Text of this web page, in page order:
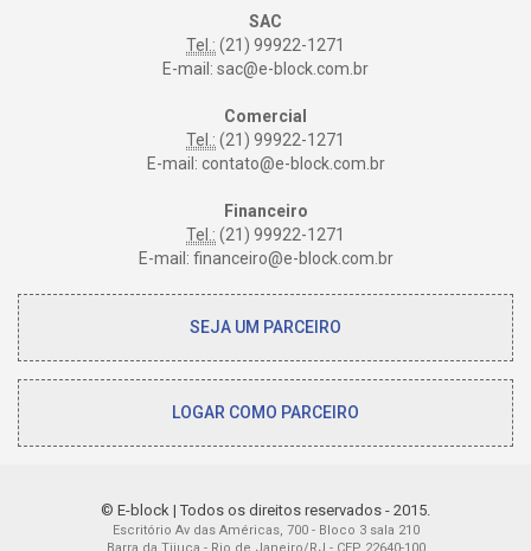
SAC
Tel.: (21) 99922-1271
E-mail: sac@e-block.com.br
Comercial
Tel.: (21) 99922-1271
E-mail: contato@e-block.com.br
Financeiro
Tel.: (21) 99922-1271
E-mail: financeiro@e-block.com.br
SEJA UM PARCEIRO
LOGAR COMO PARCEIRO
© E-block | Todos os direitos reservados - 2015.
Escritório Av das Américas, 700 - Bloco 3 sala 210